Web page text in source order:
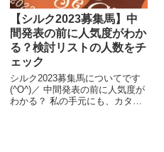
【シルク2023募集馬】中
間発表の前に人気度がわか
る？検討リストの人数をチ
ェック
シルク2023募集馬についてです
(^O^)／ 中間発表の前に人気度が
わかる？ 私の手元にも、カタロ